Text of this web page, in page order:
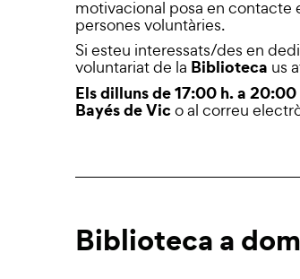
motivacional posa en contacte
persones voluntàries.
Si esteu interessats/des en
voluntariat de la Biblioteca us
Els dillunsde 17:00 h. a 20:00
Bayés de Vico al correu
Biblioteca a